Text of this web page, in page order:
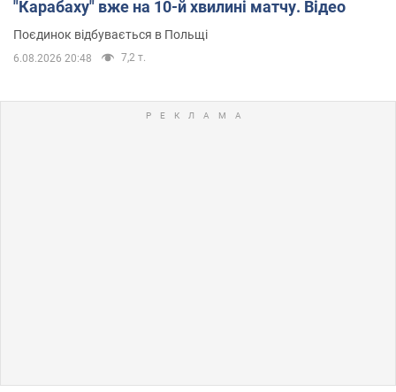
"Карабаху" вже на 10-й хвилині матчу. Відео
Поєдинок відбувається в Польщі
6.08.2026 20:48 7,2 т.